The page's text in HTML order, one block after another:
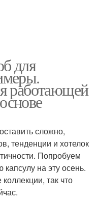
для
работающей
сложно,
тенденции и хотелок
Попробуем
на эту осень.
так что